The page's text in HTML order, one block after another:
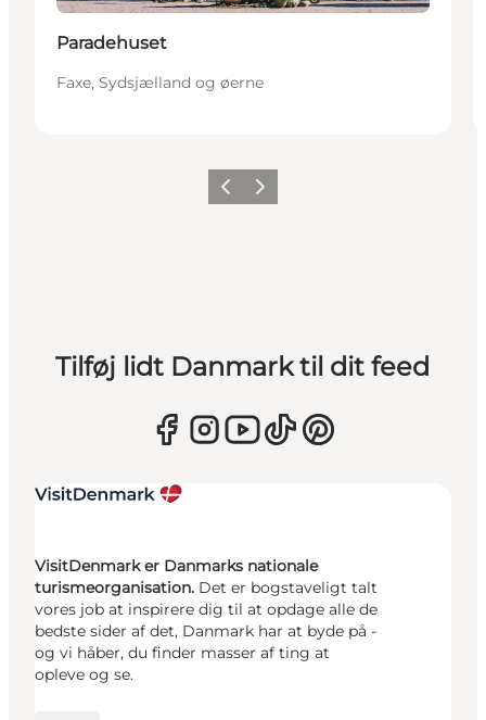
Paradehuset
Faxe, Sydsjælland og øerne
ForrigeNæste
Tilføj lidt Danmark til dit feed
VisitDenmark er Danmarks nationale
turismeorganisation. Det er bogstaveligt talt
vores job at inspirere dig til at opdage alle de
bedste sider af det, Danmark har at byde på -
og vi håber, du finder masser af ting at
opleve og se.